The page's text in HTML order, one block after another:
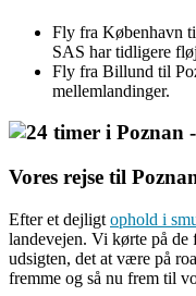
Fly fra København
SAS har tidligere
Fly fra Billund til
mellemlandinger.
Vores rejse til
Efter et dejligt ophold i
landevejen. Vi kørte på de
udsigten, det at være på
fremme og så nu frem til